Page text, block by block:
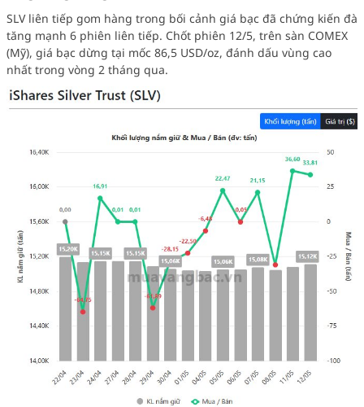
SLV liên tiếp gom hàng trong bối cảnh giá bạc đã chứng kiến đà
tăng mạnh 6 phiên liên tiếp. Chốt phiên 12/5, trên sàn COMEX
(Mỹ), giá bạc dừng tại mốc 86,5 USD/oz, đánh dấu vùng cao
nhất trong vòng 2 tháng qua.